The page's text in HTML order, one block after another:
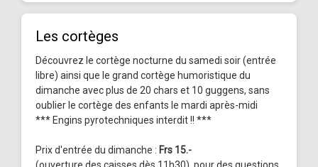
Les cortèges
Découvrez le cortège nocturne du samedi soir (entrée
libre) ainsi que le grand cortège humoristique du
dimanche avec plus de 20 chars et 10 guggens, sans
oublier le cortège des enfants le mardi après-midi
*** Engins pyrotechniques interdit !! ***
Prix d'entrée du dimanche : Frs 15.-